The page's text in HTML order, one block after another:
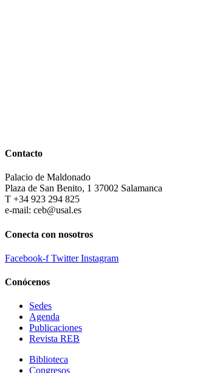
Contacto
Palacio de Maldonado
Plaza de San Benito, 1 37002 Salamanca
T +34 923 294 825
e-mail: ceb@usal.es
Conecta con nosotros
Facebook-f Twitter Instagram
Conócenos
Sedes
Agenda
Publicaciones
Revista REB
Biblioteca
Congresos